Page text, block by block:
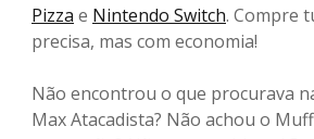
Pizza e Nintendo Switch. Compre
precisa, mas com economia!
Não encontrou o que procurava
Max Atacadista? Não achou o